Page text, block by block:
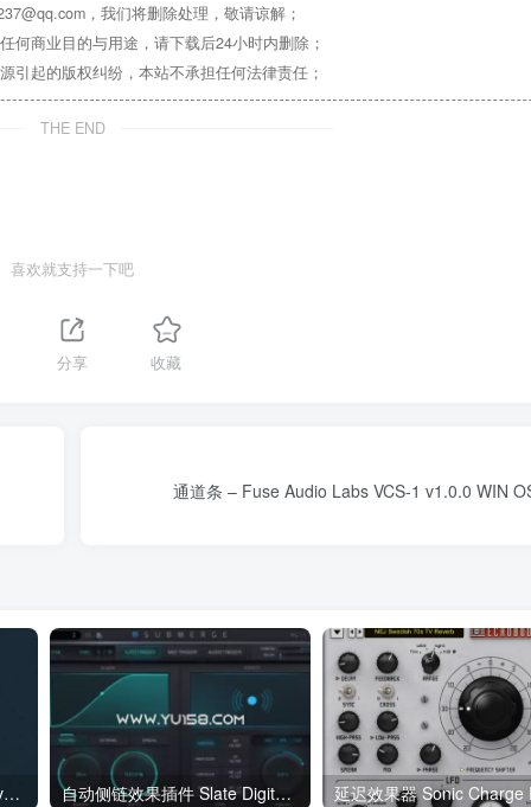
，我们将删除处理，敬请谅解；
商业目的与用途，请下载后24小时内删除；
起的版权纠纷，本站不承担任何法律责任；
THE END
喜欢就支持一下吧
分享 收藏
通道条 – Fuse Audio Labs VCS-1 v1.0.0 WIN
APU Software Loudness Leveler v5.6.2 Incl. Keygen-BLiZZARD WiN 自动侧链效果插件 Slate Digital Submerge v1.0.1 R2R WiN